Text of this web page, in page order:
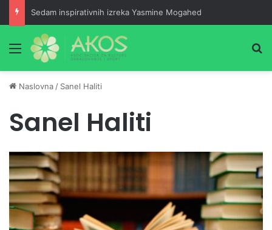
Sedam inspirativnih izreka Yasmine Mogahed
Meni
Naslovna / Sanel Haliti
Sanel Haliti